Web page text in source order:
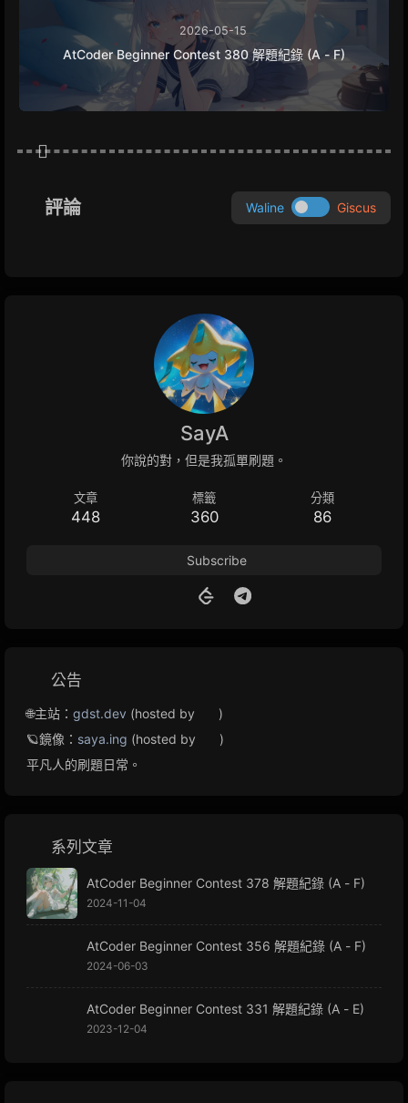
2026-05-15
AtCoder Beginner Contest 380 解題紀錄 (A - F)
評論 Waline Giscus
SayA
你說的對，但是我孤單刷題。
文章
448
標籤
360
分類
86
Subscribe
公告
🌐主站： gdst.dev (hosted by
)
🪐鏡像： saya.ing (hosted by
)
平凡人的刷題日常。
系列文章
AtCoder Beginner Contest 378 解題紀錄 (A - F)
2024-11-04
AtCoder Beginner Contest 356 解題紀錄 (A - F)
2024-06-03
AtCoder Beginner Contest 331 解題紀錄 (A - E)
2023-12-04